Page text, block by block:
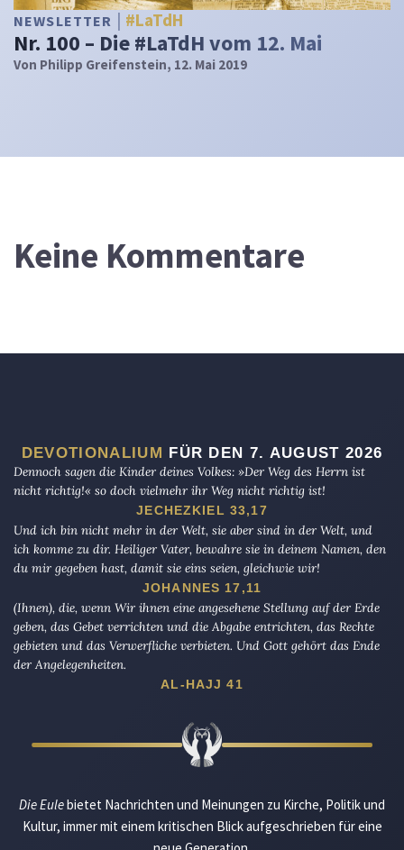
NEWSLETTER #LaTdH
Nr. 100 – Die #LaTdH vom 12. Mai
Von Philipp Greifenstein, 12. Mai 2019
Keine Kommentare
DEVOTIONALIUM
FÜR DEN 7. AUGUST 2026
Dennoch sagen die Kinder deines Volkes: »Der Weg des Herrn ist
nicht richtig!« so doch vielmehr ihr Weg nicht richtig ist!
JECHEZKIEL 33,17
Und ich bin nicht mehr in der Welt, sie aber sind in der Welt, und
ich komme zu dir. Heiliger Vater, bewahre sie in deinem Namen, den
du mir gegeben hast, damit sie eins seien, gleichwie wir!
JOHANNES 17,11
(Ihnen), die, wenn Wir ihnen eine angesehene Stellung auf der Erde
geben, das Gebet verrichten und die Abgabe entrichten, das Rechte
gebieten und das Verwerfliche verbieten. Und Gott gehört das Ende
der Angelegenheiten.
AL-HAJJ 41
Die Eulebietet Nachrichten und Meinungen zu Kirche, Politik und
Kultur, immer mit einem kritischen Blick aufgeschrieben für eine